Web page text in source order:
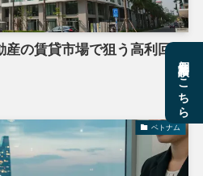
産の賃貸市場で狙う高利回り
ベトナム
個別相談はこちら